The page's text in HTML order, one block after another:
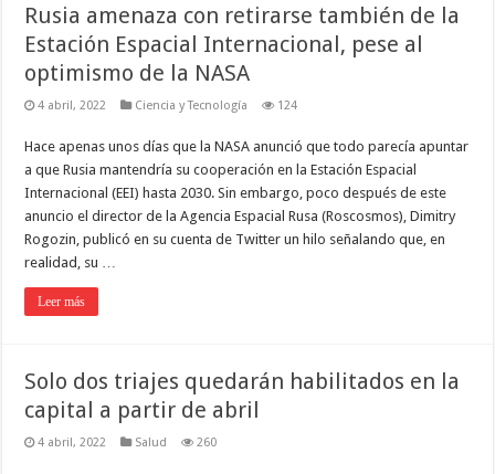
Rusia amenaza con retirarse también de la
Estación Espacial Internacional, pese al
optimismo de la NASA
4 abril, 2022 Ciencia y Tecnología 124
Hace apenas unos días que la NASA anunció que todo parecía apuntar
a que Rusia mantendría su cooperación en la Estación Espacial
Internacional (EEI) hasta 2030. Sin embargo, poco después de este
anuncio el director de la Agencia Espacial Rusa (Roscosmos), Dimitry
Rogozin, publicó en su cuenta de Twitter un hilo señalando que, en
realidad, su …
Leer más
Solo dos triajes quedarán habilitados en la
capital a partir de abril
4 abril, 2022 Salud 260